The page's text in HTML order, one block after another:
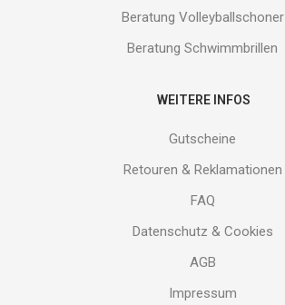
Beratung Volleyballschoner
Beratung Schwimmbrillen
WEITERE INFOS
Gutscheine
Retouren & Reklamationen
FAQ
Datenschutz & Cookies
AGB
Impressum